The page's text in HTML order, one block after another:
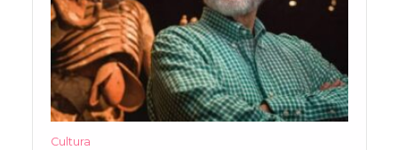
Cultura